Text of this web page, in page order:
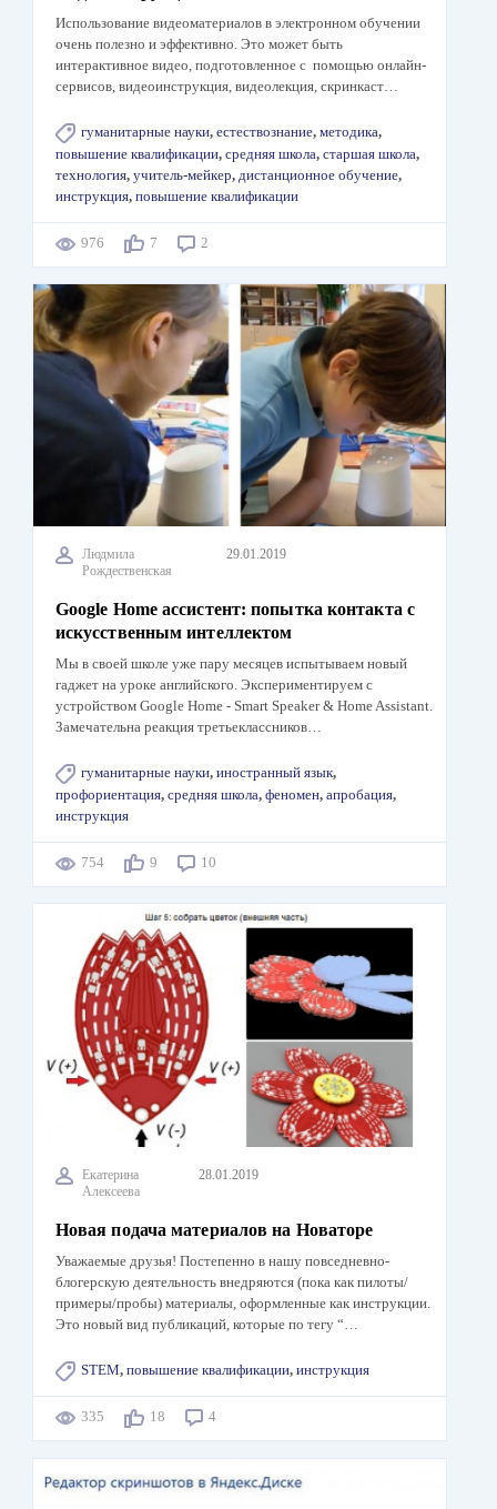
Использование видеоматериалов в электронном обучении
очень полезно и эффективно. Это может быть
интерактивное видео, подготовленное с помощью онлайн-
сервисов, видеоинструкция, видеолекция, скринкаст…
гуманитарные науки, естествознание, методика,
повышение квалификации, средняя школа, старшая школа,
технология, учитель-мейкер, дистанционное обучение,
инструкция, повышение квалификации
976 7 2
Людмила
Рождественская
29.01.2019
Google Home ассистент: попытка контакта с
искусственным интеллектом
Мы в своей школе уже пару месяцев испытываем новый
гаджет на уроке английского. Экспериментируем с
устройством Google Home - Smart Speaker & Home Assistant.
Замечательна реакция третьеклассников…
гуманитарные науки, иностранный язык,
профориентация, средняя школа, феномен, апробация,
инструкция
754 9 10
Екатерина
Алексеева
28.01.2019
Новая подача материалов на Новаторе
Уважаемые друзья! Постепенно в нашу повседневно-
блогерскую деятельность внедряются (пока как пилоты/
примеры/пробы) материалы, оформленные как инструкции.
Это новый вид публикаций, которые по тегу “…
STEM, повышение квалификации, инструкция
335 18 4